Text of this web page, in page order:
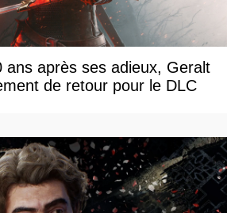
ans après ses adieux, Geralt
de retour pour le DLC